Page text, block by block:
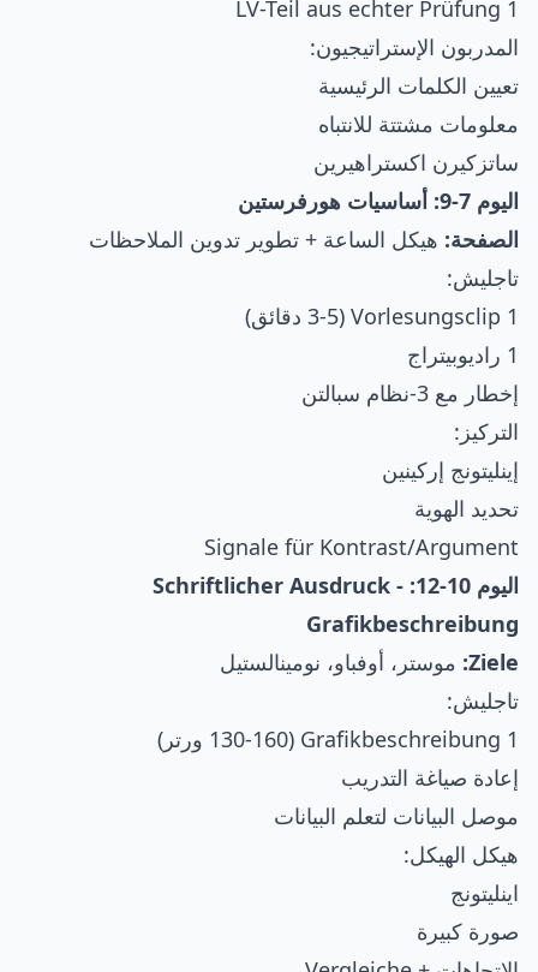
1 LV-Teil aus echter Prüfung
المدربون الإستراتيجيون:
تعيين الكلمات الرئيسية
معلومات مشتتة للانتباه
ساتزكيرن اكستراهيرين
اليوم 7-9: أساسيات هورفرستين
الصفحة: هيكل الساعة + تطوير تدوين الملاحظات
تاجليش:
1 Vorlesungsclip (3-5 دقائق)
1 راديوبيتراج
إخطار مع 3-نظام سبالتن
التركيز:
إينليتونج إركينين
تحديد الهوية
Signale für Kontrast/Argument
اليوم 10-12: Schriftlicher Ausdruck -
Grafikbeschreibung
Ziele: موستر، أوفباو، نومينالستيل
تاجليش:
1 Grafikbeschreibung (130-160 ورتر)
إعادة صياغة التدريب
موصل البيانات لتعلم البيانات
هيكل الهيكل:
اينليتونج
صورة كبيرة